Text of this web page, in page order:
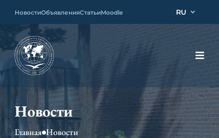
НовостиОбъявленияСтатьиMoodle RU
Новости
Главная Новости